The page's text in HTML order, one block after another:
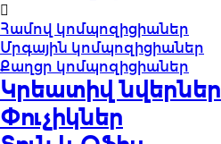
Համով կոմպոզիցիաներ
Մրգային կոմպոզիցիաներ
Քաղցր կոմպոզիցիաներ
Կրեատիվ նվերներ
Փուչիկներ